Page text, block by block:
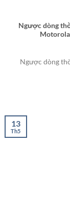
Ngược dòng
Ngược dòng
13
Th5